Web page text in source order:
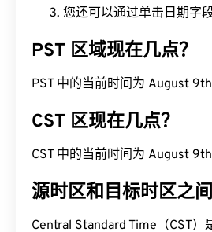
您还可以通过单击日期字
PST 区域现在几点？
PST 中的当前时间为 August
CST 区现在几点？
CST 中的当前时间为 August
源时区和目标时区之
Central Standard Time（CST）